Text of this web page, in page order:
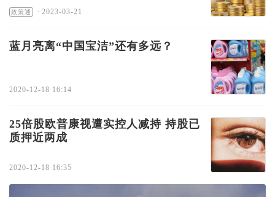
政策通 · 2023-03-21
蓝月亮离“中国宝洁”还有多远？
2020-12-18 16:14
25倍股欧普康视遭实控人减持 持股已
质押近两成
2020-12-18 16:35